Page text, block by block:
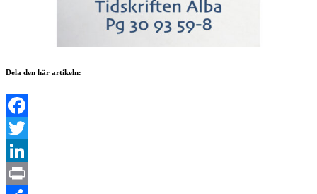
Dela den här artikeln: